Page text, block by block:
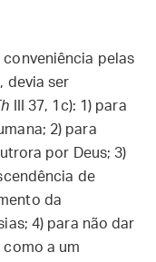
pelas
devia ser
III 37, 1c): 1) para
2) para
por Deus; 3)
de
da
4) para não dar
a um